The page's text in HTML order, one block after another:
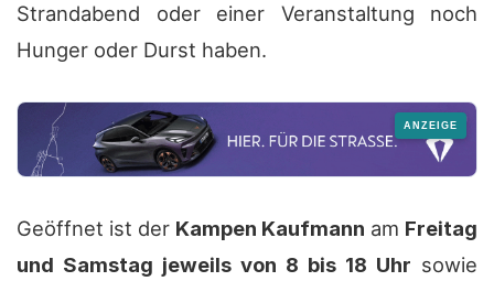
Strandabend oder einer Veranstaltung noch
Hunger oder Durst haben.
Geöffnet ist der Kampen Kaufmann am Freitag
und Samstag jeweils von 8 bis 18 Uhr sowie